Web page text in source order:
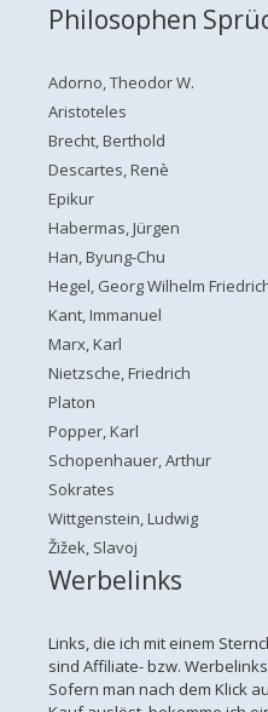
Philosophen
Adorno, Theodor W.
Aristoteles
Brecht, Berthold
Descartes, Renè
Epikur
Habermas, Jürgen
Han, Byung-Chu
Hegel, Georg Wilhelm
Kant, Immanuel
Marx, Karl
Nietzsche, Friedrich
Platon
Popper, Karl
Schopenhauer, Arthur
Sokrates
Wittgenstein, Ludwig
Žižek, Slavoj
Werbelinks
Links, die ich mit einem
sind Affiliate- bzw.
Sofern man nach dem Klick